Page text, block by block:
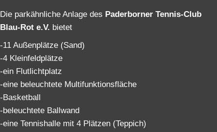
Die parkähnliche Anlage des Paderborner Tennis-Club
Blau-Rot e.V. bietet
-11 Außenplätze (Sand)
-4 Kleinfeldplätze
-ein Flutlichtplatz
-eine beleuchtete Multifunktionsfläche
-Basketball
-beleuchtete Ballwand
-eine Tennishalle mit 4 Plätzen (Teppich)